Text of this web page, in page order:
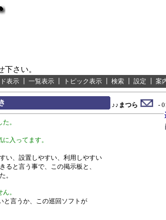
さい。
表示 一覧表示 トピック表示 検索 設定 案
♪♪まつら
-
。
入ってます。
い、設置しやすい、利用しやすい
ると言う事で、この掲示板と、
。
。
と言うか、この巡回ソフトが